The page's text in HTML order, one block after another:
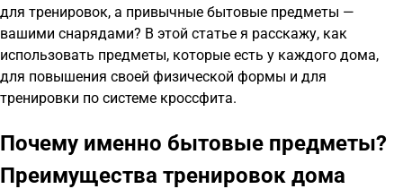
для тренировок, а привычные бытовые предметы —
вашими снарядами? В этой статье я расскажу, как
использовать предметы, которые есть у каждого дома,
для повышения своей физической формы и для
тренировки по системе кроссфита.
Почему именно бытовые предметы?
Преимущества тренировок дома